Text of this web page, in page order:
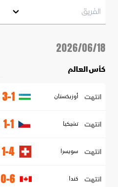
الفريق
2026/06/18
كأس العالم
انتهت أوزبكستان 3-1
انتهت تشيكيا 1-1
انتهت سويسرا 1-4
انتهت كندا 0-6